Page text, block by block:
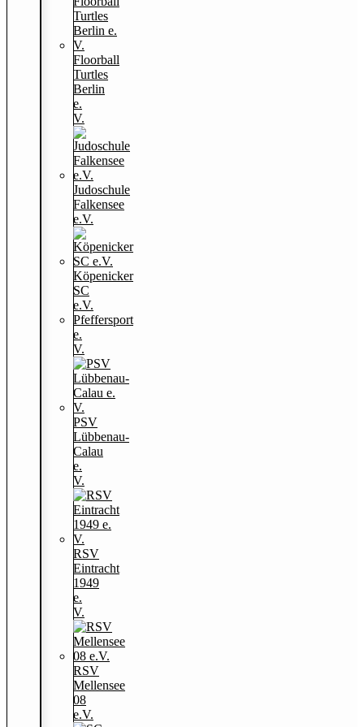
Floorball
Turtles
Berlin
e.
V.
Judoschule
Falkensee
e.V.
Köpenicker
SC
e.V.
Pfeffersport
e.
V.
PSV
Lübbenau-
Calau
e.
V.
RSV
Eintracht
1949
e.
V.
RSV
Mellensee
08
e.V.